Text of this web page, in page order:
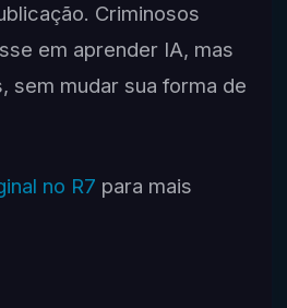
Criminosos
em aprender IA, mas
sem mudar sua forma de
no R7 para mais